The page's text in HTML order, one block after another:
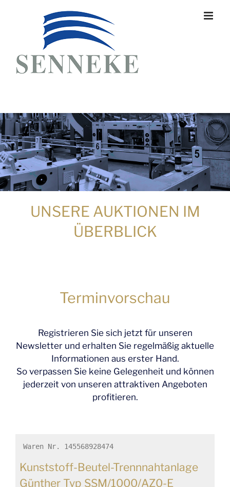
UNSERE AUKTIONEN IM
ÜBERBLICK
Terminvorschau
Registrieren Sie sich jetzt für unseren
Newsletter und erhalten Sie regelmäßig aktuelle
Informationen aus erster Hand.
So verpassen Sie keine Gelegenheit und können
jederzeit von unseren attraktiven Angeboten
profitieren.
Waren Nr. 145568928474
Kunststoff-Beutel-Trennnahtanlage
Günther Typ SSM/1000/AZ0-E